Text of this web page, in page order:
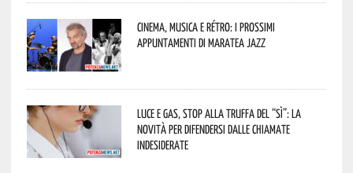
Cinema, musica e rétro: i prossimi
appuntamenti di Maratea Jazz
Luce e gas, stop alla truffa del “Sì”: la
novità per difendersi dalle chiamate
indesiderate